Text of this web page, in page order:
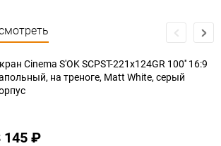
Cinema S'OK SCPST-221x124GR 100'' 16:9
на треноге, Matt White, серый
145₽